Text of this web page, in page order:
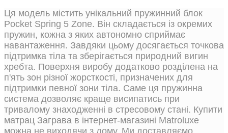
Ця модель містить унікальний пружинний блок
Pocket Spring 5 Zone. Він складається із окремих
пружин, кожна з яких автономно сприймає
навантаження. Завдяки цьому досягається точкова
підтримка тіла та зберігається природний вигин
хребта. Поверхня виробу додатково розділена на
п'ять зон різної жорсткості, призначених для
підтримки певної зони тіла. Саме ця пружинна
система дозволяє краще висипатись при
тривалому знаходженні в стресовому стані. Купити
матрац Заграва в інтернет-магазині Matroluxe
можна не виходячи з дому. Ми доставляємо